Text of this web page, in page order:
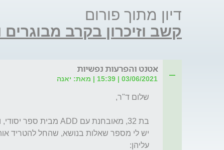
דיון מתוך פורום
קשב וזיכרון בקרב
אטנט והפרעות נפשיות
03/06/2021 | 15:39 | מאת: יאנה